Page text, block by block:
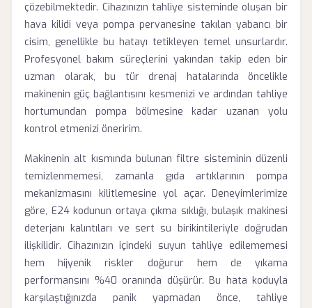
çözebilmektedir. Cihazınızın tahliye sisteminde oluşan bir
hava kilidi veya pompa pervanesine takılan yabancı bir
cisim, genellikle bu hatayı tetikleyen temel unsurlardır.
Profesyonel bakım süreçlerini yakından takip eden bir
uzman olarak, bu tür drenaj hatalarında öncelikle
makinenin güç bağlantısını kesmenizi ve ardından tahliye
hortumundan pompa bölmesine kadar uzanan yolu
kontrol etmenizi öneririm.
Makinenin alt kısmında bulunan filtre sisteminin düzenli
temizlenmemesi, zamanla gıda artıklarının pompa
mekanizmasını kilitlemesine yol açar. Deneyimlerimize
göre, E24 kodunun ortaya çıkma sıklığı, bulaşık makinesi
deterjanı kalıntıları ve sert su birikintileriyle doğrudan
ilişkilidir. Cihazınızın içindeki suyun tahliye edilememesi
hem hijyenik riskler doğurur hem de yıkama
performansını %40 oranında düşürür. Bu hata koduyla
karşılaştığınızda panik yapmadan önce, tahliye